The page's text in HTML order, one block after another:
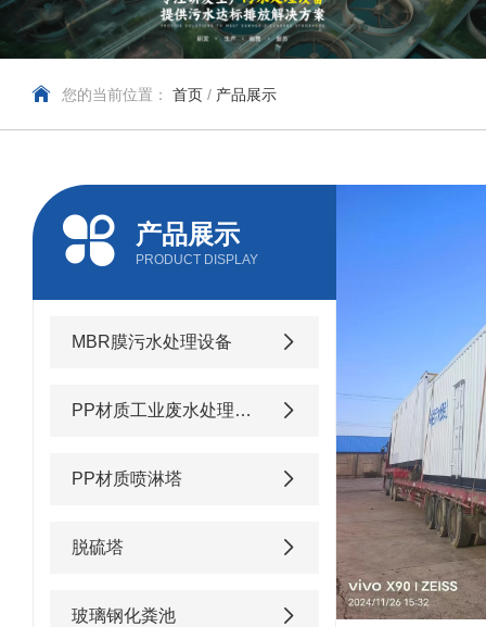
您的当前位置： 首页 / 产品展示
产品展示
PRODUCT DISPLAY
MBR膜污水处理设备
PP材质工业废水处理设备
PP材质喷淋塔
脱硫塔
玻璃钢化粪池